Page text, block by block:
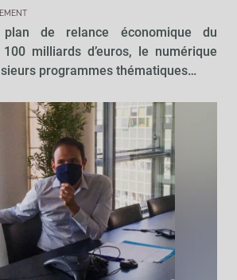
de relance économique du
milliards d’euros, le numérique
programmes thématiques…